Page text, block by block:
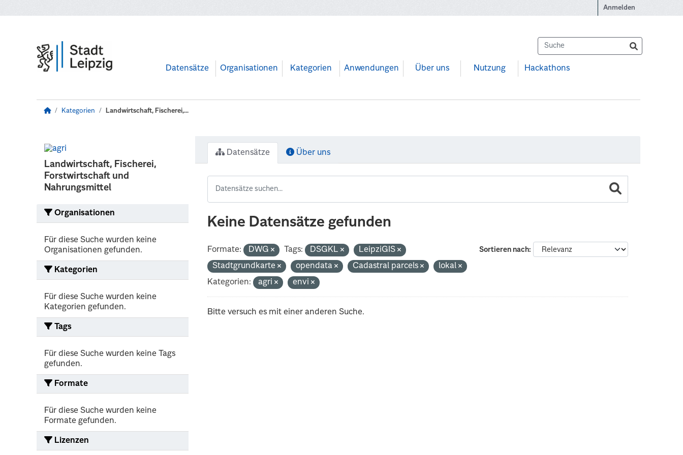
Anmelden
Datensätze Organisationen Kategorien Anwendungen Über uns Nutzung Hackathons
Kategorien Landwirtschaft, Fischerei,...
Landwirtschaft, Fischerei,
Forstwirtschaft und
Nahrungsmittel
Organisationen
Für diese Suche wurden keine
Organisationen gefunden.
Kategorien
Für diese Suche wurden keine
Kategorien gefunden.
Tags
Für diese Suche wurden keine Tags
gefunden.
Formate
Für diese Suche wurden keine
Formate gefunden.
Lizenzen
Datensätze Über uns
Keine Datensätze gefunden
Sortieren nach
Formate: DWG Tags: DSGKL
LeipziGIS
Stadtgrundkarte
opendata Cadastral parcels
lokal
Kategorien:
agri envi
Bitte versuch es mit einer anderen Suche.